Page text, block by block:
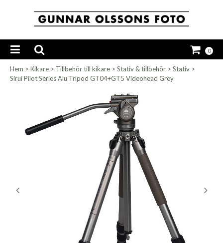
0
Hem > Kikare > Tillbehör till kikare > Stativ & tillbehör > Stativ >
Sirui Pilot Series Alu Tripod GT04+GT5 Videohead Grey